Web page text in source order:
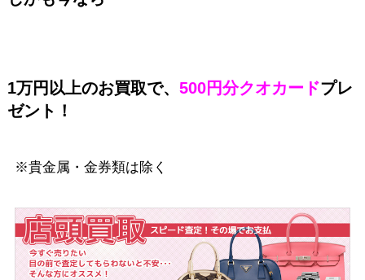
1万円以上のお買取で、 500円分クオカードプレ
ゼント！
※貴金属・金券類は除く